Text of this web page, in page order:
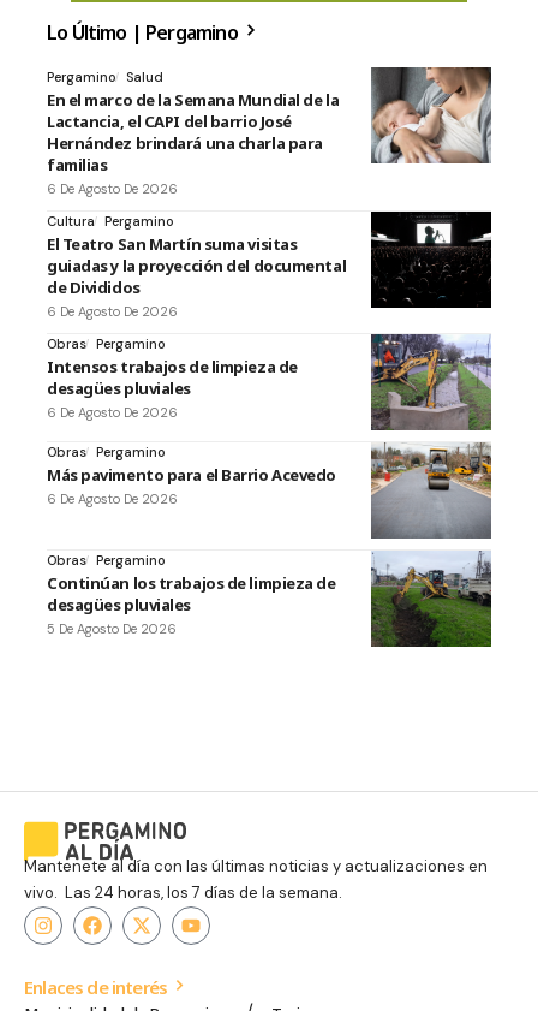
Lo Último | Pergamino
Pergamino Salud
En el marco de la Semana Mundial de la
Lactancia, el CAPI del barrio José
Hernández brindará una charla para
familias
6 De Agosto De 2026
Cultura Pergamino
El Teatro San Martín suma visitas
guiadas y la proyección del documental
de Divididos
6 De Agosto De 2026
Obras Pergamino
Intensos trabajos de limpieza de
desagües pluviales
6 De Agosto De 2026
Obras Pergamino
Más pavimento para el Barrio Acevedo
6 De Agosto De 2026
Obras Pergamino
Continúan los trabajos de limpieza de
desagües pluviales
5 De Agosto De 2026
Mantenete al día con las últimas noticias y actualizaciones en
vivo. Las 24 horas, los 7 días de la semana.
Enlaces de interés